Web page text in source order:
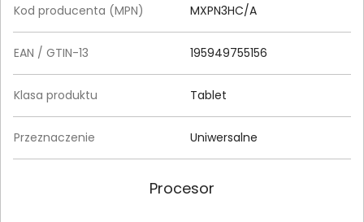
Kod producenta (MPN) MXPN3HC/A
EAN / GTIN-13 195949755156
Klasa produktu Tablet
Przeznaczenie Uniwersalne
Procesor